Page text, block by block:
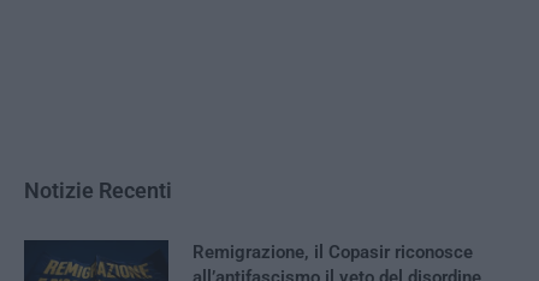
Notizie Recenti
Remigrazione, il Copasir riconosce